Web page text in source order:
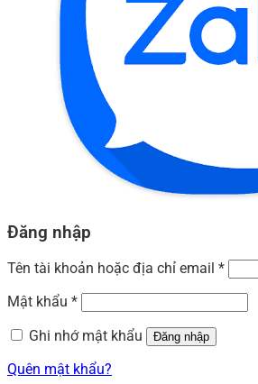
Đăng nhập
Tên tài khoản hoặc địa chỉ email *
Mật khẩu *
Ghi nhớ mật khẩu
Đăng nhập
Quên mật khẩu?